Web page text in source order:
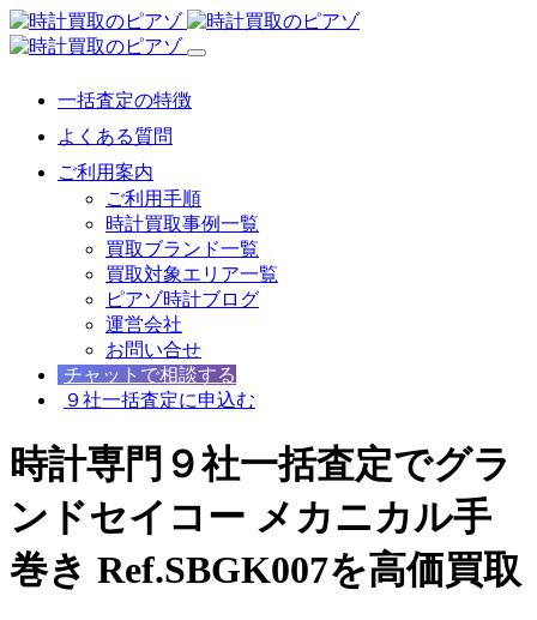
一括査定の特徴
よくある質問
ご利用案内
ご利用手順
時計買取事例一覧
買取ブランド一覧
買取対象エリア一覧
ピアゾ時計ブログ
運営会社
お問い合せ
チャットで相談する
９社一括査定に申込む
時計専門９社一括査定でグラ
ンドセイコー メカニカル手
巻き Ref.SBGK007を高価買取